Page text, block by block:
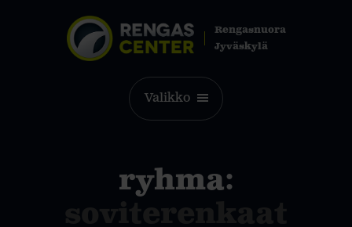
Rengasnuora
Jyväskylä
Valikko
ryhma: